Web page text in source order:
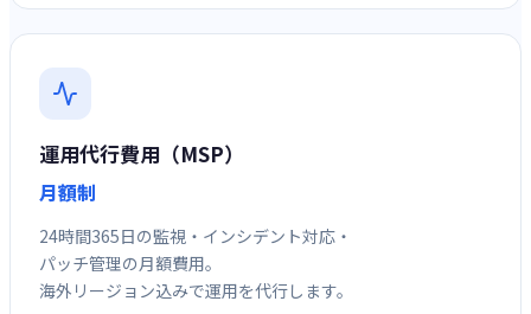
運用代行費用（MSP）
月額制
24時間365日の監視・インシデント対応・
パッチ管理の月額費用。
海外リージョン込みで運用を代行します。